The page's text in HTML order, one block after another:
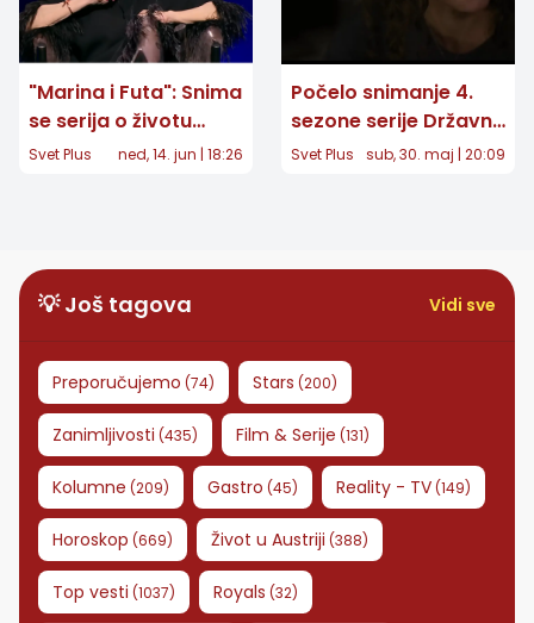
"Marina i Futa": Snima
se serija o životu
Marine Tucaković -
Svet Plus ned, 14. jun | 18:26
Počelo snimanje 4.
sezone serije Državni
službenik: Vaja
ulog
Svet Plus sub, 30. maj | 20:09
💡 Još tagova Vidi sve
Preporučujemo (74) Stars (200)
Zanimljivosti (435) Film & Serije (131)
Kolumne (209) Gastro (45) Reality - TV(149)
Horoskop (669) Život u Austriji (388)
Top vesti (1037) Royals (32)